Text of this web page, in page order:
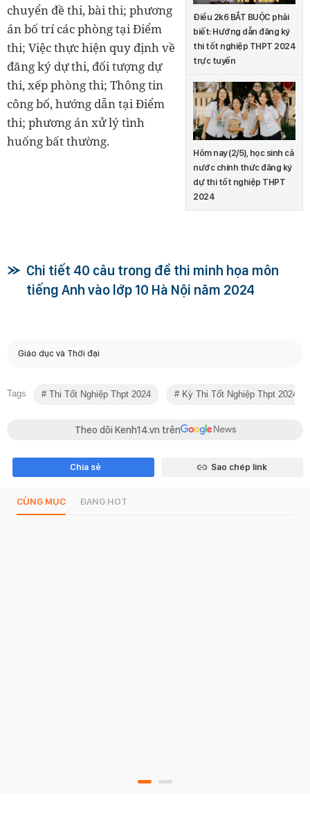
Điều 2k6 BẮT BUỘC phải
biết: Hướng dẫn đăng ký
thi tốt nghiệp THPT 2024
trực tuyến
Hôm nay (2/5), học sinh cả
nước chính thức đăng ký
dự thi tốt nghiệp THPT
2024
chuyển đề thi, bài thi; phương
án bố trí các phòng tại Điểm
thi; Việc thực hiện quy định về
đăng ký dự thi, đối tượng dự
thi, xếp phòng thi; Thông tin
công bố, hướng dẫn tại Điểm
thi; phương án xử lý tình
huống bất thường.
Chi tiết 40 câu trong đề thi minh họa môn
tiếng Anh vào lớp 10 Hà Nội năm 2024
Giáo dục và Thời đại
Tags Thi Tốt Nghiệp Thpt 2024 Kỳ Thi Tốt Nghiệp Thpt 2024
Theo dõi Kenh14.vn trên
Chia sẻ Sao chép link
CÙNG MỤC ĐANG HOT